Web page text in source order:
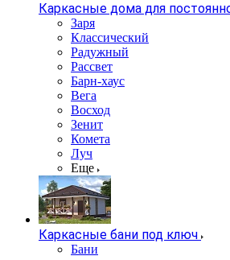
Каркасные дома для
Заря
Классический
Радужный
Рассвет
Барн-хаус
Вега
Восход
Зенит
Комета
Луч
Еще
Каркасные бани под ключ
Бани